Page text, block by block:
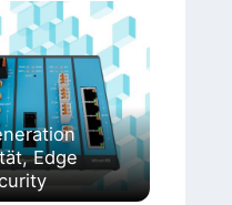
Edge